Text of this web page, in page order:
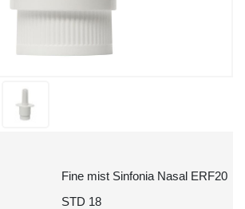
Fine mist Sinfonia Nasal ERF20
STD 18